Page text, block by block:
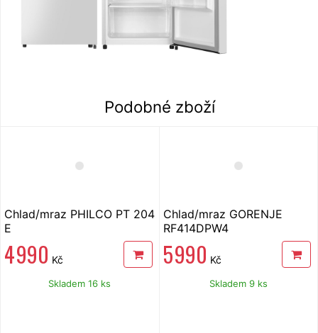
Podobné zboží
Chlad/mraz PHILCO PT 204
E
4 990 Kč
Skladem 16 ks
Chlad/mraz GORENJE
RF414DPW4
5 990 Kč
Skladem 9 ks